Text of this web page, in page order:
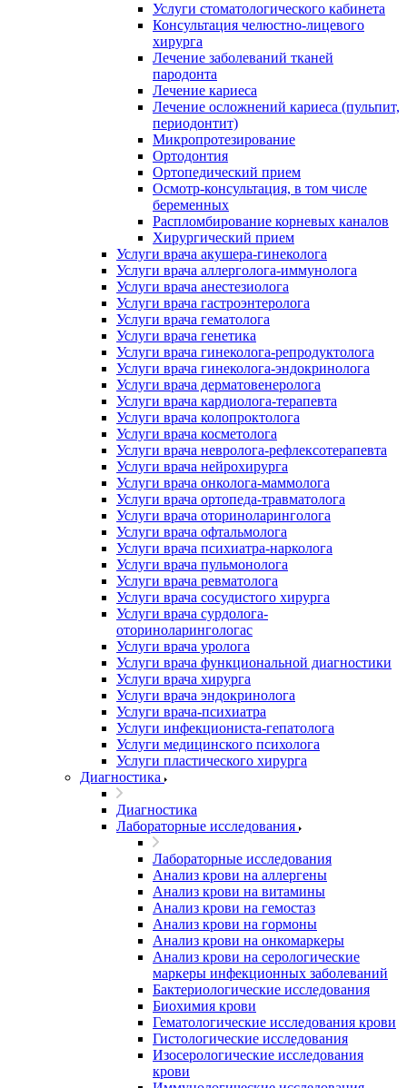
Услуги стоматологического кабинета
Консультация челюстно-лицевого
хирурга
Лечение заболеваний тканей
пародонта
Лечение кариеса
Лечение осложнений кариеса (пульпит,
периодонтит)
Микропротезирование
Ортодонтия
Ортопедический прием
Осмотр-консультация, в том числе
беременных
Распломбирование корневых каналов
Хирургический прием
Услуги врача акушера-гинеколога
Услуги врача аллерголога-иммунолога
Услуги врача анестезиолога
Услуги врача гастроэнтеролога
Услуги врача гематолога
Услуги врача генетика
Услуги врача гинеколога-репродуктолога
Услуги врача гинеколога-эндокринолога
Услуги врача дерматовенеролога
Услуги врача кардиолога-терапевта
Услуги врача колопроктолога
Услуги врача косметолога
Услуги врача невролога-рефлексотерапевта
Услуги врача нейрохирурга
Услуги врача онколога-маммолога
Услуги врача ортопеда-травматолога
Услуги врача оториноларинголога
Услуги врача офтальмолога
Услуги врача психиатра-нарколога
Услуги врача пульмонолога
Услуги врача ревматолога
Услуги врача сосудистого хирурга
Услуги врача сурдолога-
оториноларингологас
Услуги врача уролога
Услуги врача функциональной диагностики
Услуги врача хирурга
Услуги врача эндокринолога
Услуги врача-психиатра
Услуги инфекциониста-гепатолога
Услуги медицинского психолога
Услуги пластического хирурга
Диагностика
Диагностика
Лабораторные исследования
Лабораторные исследования
Анализ крови на аллергены
Анализ крови на витамины
Анализ крови на гемостаз
Анализ крови на гормоны
Анализ крови на онкомаркеры
Анализ крови на серологические
маркеры инфекционных заболеваний
Бактериологические исследования
Биохимия крови
Гематологические исследования крови
Гистологические исследования
Изосерологические исследования
крови